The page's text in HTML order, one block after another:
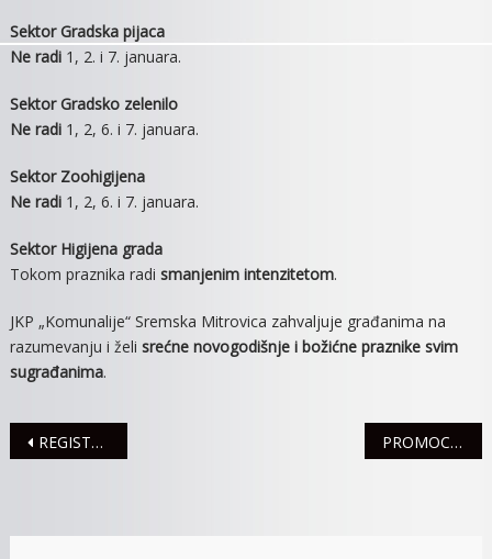
Sektor Gradska pijaca
Ne radi1, 2. i 7. januara.
Sektor Gradsko zelenilo
Ne radi1, 2, 6. i 7. januara.
Sektor Zoohigijena
Ne radi1, 2, 6. i 7. januara.
Sektor Higijena grada
Tokom praznika radi smanjenim intenzitetom.
JKP „Komunalije“ Sremska Mitrovica zahvaljuje građanima na
razumevanju i želi srećne novogodišnje i božićne praznike svim
sugrađanima.
Navigacija
REGISTROVANE ČETIRI SAOBRAĆAJNE NEZGODE PROMOCIJA “GODIŠNJAKA”